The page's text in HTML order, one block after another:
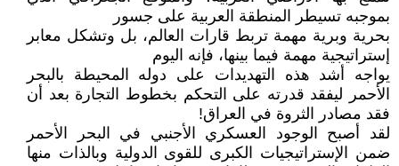
بموجبه تسيطر المنطقة العربية على جسور
بحرية وبرية مهمة تربط قارات العالم، بل وتشكل معابر
إستراتيجية مهمة فيما بينها، فإنه اليوم
يواجه أشد هذه التهديدات على دوله المحيطة بالبحر
الأحمر ليفقد قدرته على التحكم بخطوط التجارة بعد أن
فقد مصادر الثروة في العراق!
لقد أصبح الوجود العسكري الأجنبي في البحر الأحمر
ضمن الإستراتيجيات الكبرى للقوى الدولية وبالذات منها